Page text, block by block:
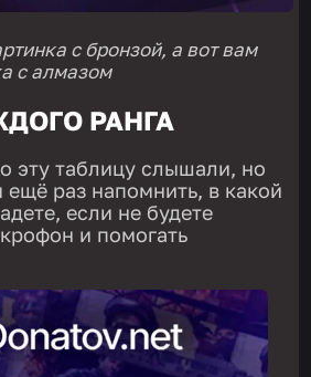
с бронзой, а вот вам
с алмазом
РАНГА
эту таблицу слышали, но
раз напомнить, в какой
если не будете
и помогать